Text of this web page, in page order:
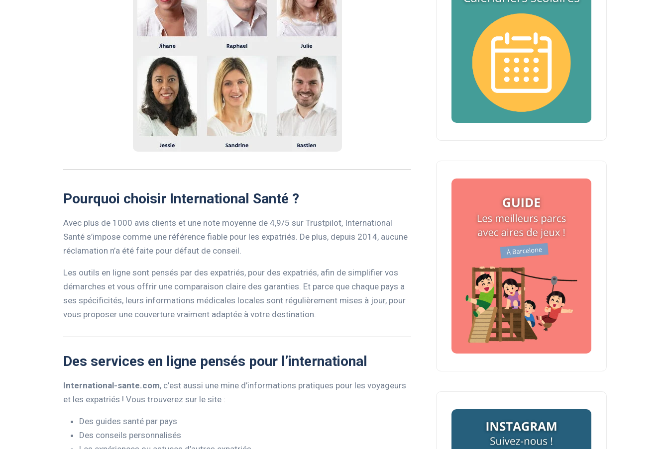
Pourquoi choisir International Santé ?
Avec plus de 1000 avis clients et une note moyenne de 4,9/5 sur Trustpilot, International
Santé s’impose comme une référence fiable pour les expatriés. De plus, depuis 2014, aucune
réclamation n’a été faite pour défaut de conseil.
Les outils en ligne sont pensés par des expatriés, pour des expatriés, afin de simplifier vos
démarches et vous offrir une comparaison claire des garanties. Et parce que chaque pays a
ses spécificités, leurs informations médicales locales sont régulièrement mises à jour, pour
vous proposer une couverture vraiment adaptée à votre destination.
Des services en ligne pensés pour l’international
International-sante.com, c’est aussi une mine d’informations pratiques pour les voyageurs
et les expatriés ! Vous trouverez sur le site :
Des guides santé par pays
Des conseils personnalisés